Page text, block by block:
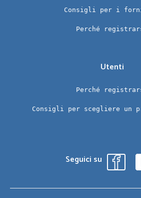
Consigli per i
Perché
Utenti
Perché
Consigli per scegliere un
Seguici su